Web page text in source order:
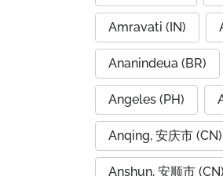
Amravati (IN)
Ananindeua (BR)
Angeles (PH)
Anqing, 安庆市 (CN)
Anshun, 安顺市 (CN)